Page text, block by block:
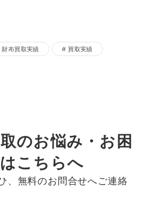
財布買取実績 買取実績
のお悩み・お困
こちらへ
、無料のお問合せへご連絡